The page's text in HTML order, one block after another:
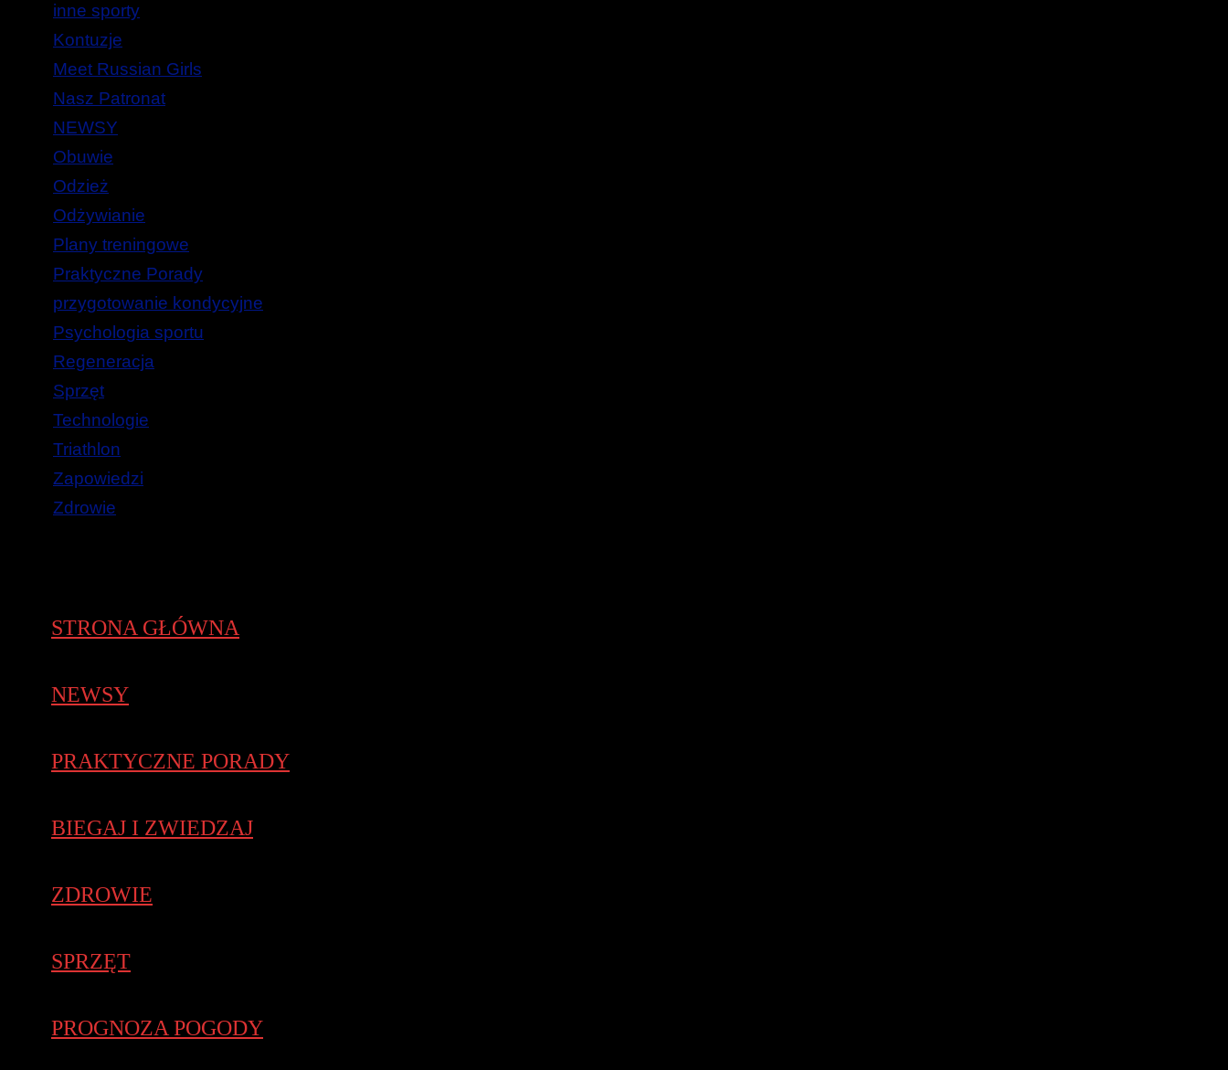
inne sporty
Kontuzje
Meet Russian Girls
Nasz Patronat
NEWSY
Obuwie
Odzież
Odżywianie
Plany treningowe
Praktyczne Porady
przygotowanie kondycyjne
Psychologia sportu
Regeneracja
Sprzęt
Technologie
Triathlon
Zapowiedzi
Zdrowie
STRONA GŁÓWNA
NEWSY
PRAKTYCZNE PORADY
BIEGAJ I ZWIEDZAJ
ZDROWIE
SPRZĘT
PROGNOZA POGODY